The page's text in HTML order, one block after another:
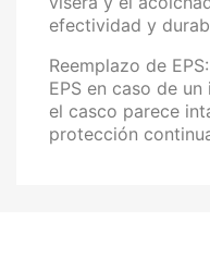
efectividad y
Reemplazo de
EPS en caso de
el casco parece
protección